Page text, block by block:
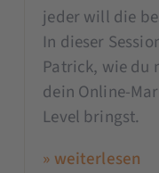
jeder will die
In dieser
Patrick, wie du
dein Online-
Level bringst.
» weiterlesen